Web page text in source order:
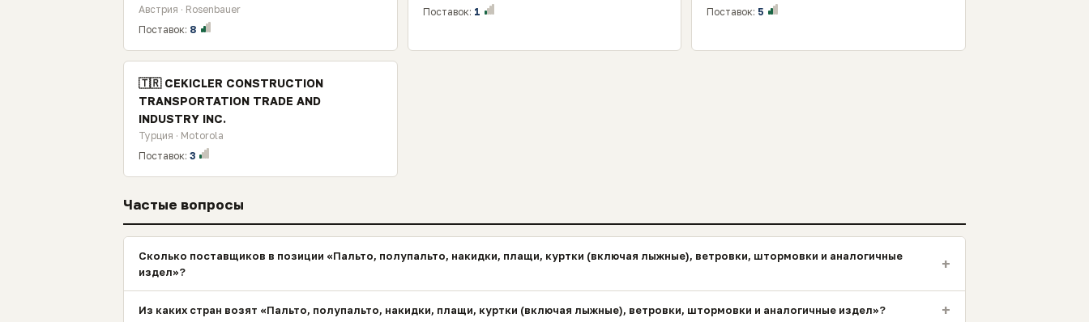
Австрия · Rosenbauer
Поставок: 8
Поставок: 1
Поставок: 5
🇹🇷 CEKICLER CONSTRUCTION
TRANSPORTATION TRADE AND
INDUSTRY INC.
Турция · Motorola
Поставок: 3
Частые вопросы
Сколько поставщиков в позиции «Пальто, полупальто, накидки, плащи, куртки (включая лыжные), ветровки, штормовки и аналогичные
издел»?
+
Из каких стран возят «Пальто, полупальто, накидки, плащи, куртки (включая лыжные), ветровки, штормовки и аналогичные издел»? +